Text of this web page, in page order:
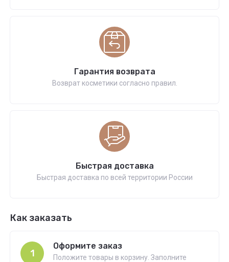
Гарантия возврата
Возврат косметики согласно правил.
Быстрая доставка
Быстрая доставка по всей территории России
Как заказать
1
Оформите заказ
Положите товары в корзину. Заполните